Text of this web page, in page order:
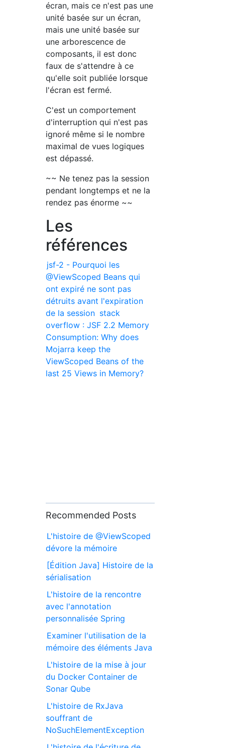
écran, mais ce n'est pas une
unité basée sur un écran,
mais une unité basée sur
une arborescence de
composants, il est donc
faux de s'attendre à ce
qu'elle soit publiée lorsque
l'écran est fermé.
C'est un comportement
d'interruption qui n'est pas
ignoré même si le nombre
maximal de vues logiques
est dépassé.
~~ Ne tenez pas la session
pendant longtemps et ne la
rendez pas énorme ~~
Les
références
jsf-2 - Pourquoi les
@ViewScoped Beans qui
ont expiré ne sont pas
détruits avant l'expiration
de la session stack
overflow : JSF 2.2 Memory
Consumption: Why does
Mojarra keep the
ViewScoped Beans of the
last 25 Views in Memory?
Recommended Posts
L'histoire de @ViewScoped
dévore la mémoire
[Édition Java] Histoire de la
sérialisation
L'histoire de la rencontre
avec l'annotation
personnalisée Spring
Examiner l'utilisation de la
mémoire des éléments Java
L'histoire de la mise à jour
du Docker Container de
Sonar Qube
L'histoire de RxJava
souffrant de
NoSuchElementException